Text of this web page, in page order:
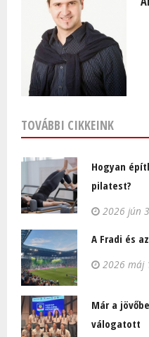
TOVÁBBI CIKKEINK
Hogyan
pilatest?
2026 jún
A Fradi és
2026 máj
Már a
válogatott